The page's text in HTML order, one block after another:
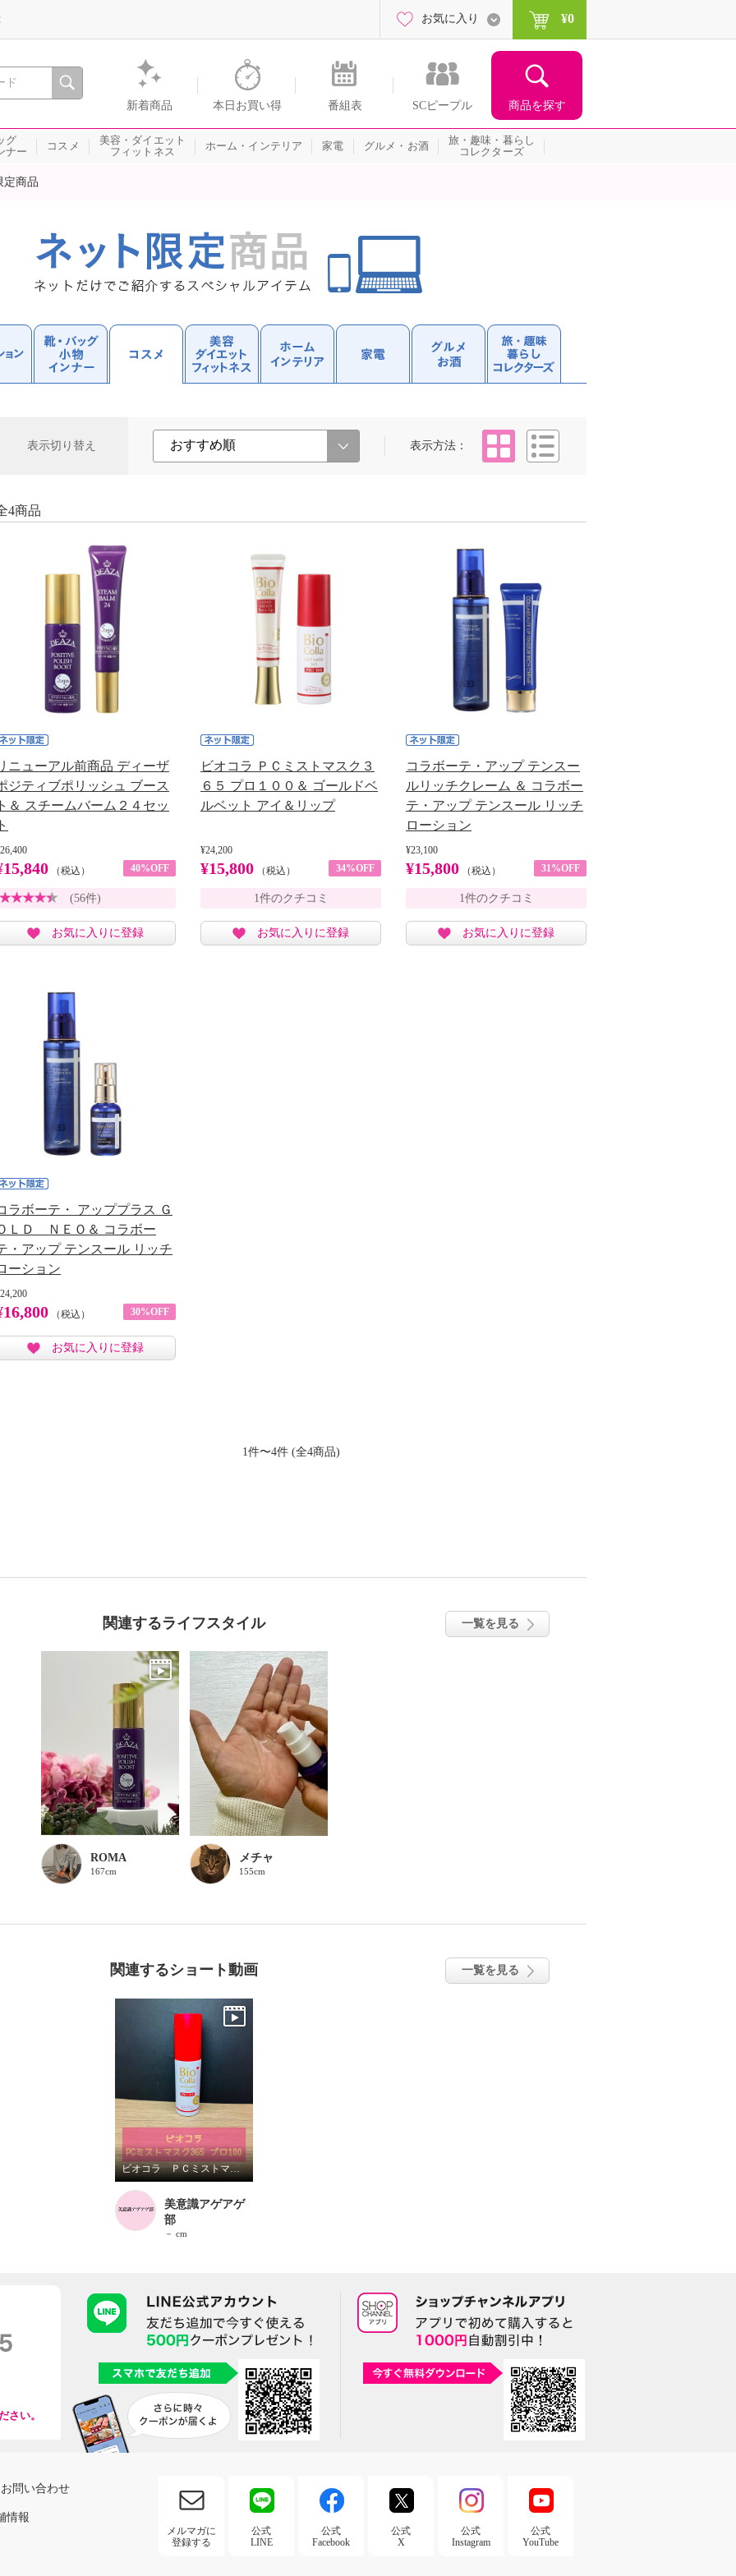
間を。通販・テレビショッピングのショップチャンネル
新着商品 本日お買い得 番組表 SCピープル 商品を探す
お気に入り ¥0
グ
ナー
コスメ
美容・ダイエット
フィットネス
ホーム・インテリア 家電 グルメ・お酒
旅・趣味・暮らし
コレクターズ
商品
表示切り替え 表示方法
タイル
4商品
ニューアル前商品 ディーザ
ジティブポリッシュ ブース
＆ スチームバーム２４セッ
（税込） 40%OFF
(56件)
お気に入りに登録
ビオコラ ＰＣミストマスク３
６５ プロ１００＆ ゴールドベ
ルベット アイ＆リップ
¥24,200
¥15,800 （税込） 34%OFF
1件のクチコミ
お気に入りに登録
コラボーテ・アップ テンスー
ルリッチクレーム ＆ コラボー
テ・アップ テンスール リッチ
ローション
¥23,100
¥15,800 （税込） 31%OFF
1件のクチコミ
お気に入りに登録
ラボーテ・ アッププラス Ｇ
ＬＤ ＮＥＯ＆ コラボー
・アップ テンスール リッチ
ーション
（税込） 30%OFF
お気に入りに登録
1件〜4件 (全4商品)
関連するライフスタイル 一覧を見る
ROMA
167cm
メチャ
155cm
関連するショート動画 一覧を見る
ビオコラ ＰＣミストマスク３６５プロ１００＆ミルキーセラムクレンジング
美意識アゲアゲ
部
－ cm
さい。
お問い合わせ
情報
メルマガに
登録する
公式
LINE
公式
Facebook
公式
X
公式
Instagram
公式
YouTube